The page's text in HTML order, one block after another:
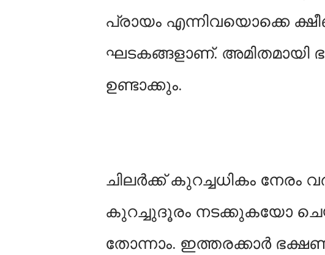
പ്രായം എന്നിവയൊക്കെ
ഘടകങ്ങളാണ്. അമിതമായി
ഉണ്ടാക്കും.
ചിലര്‍ക്ക് കുറച്ചധികം
കുറച്ചുദൂരം നടക്കുകയോ
തോന്നാം. ഇത്തരക്കാര്‍